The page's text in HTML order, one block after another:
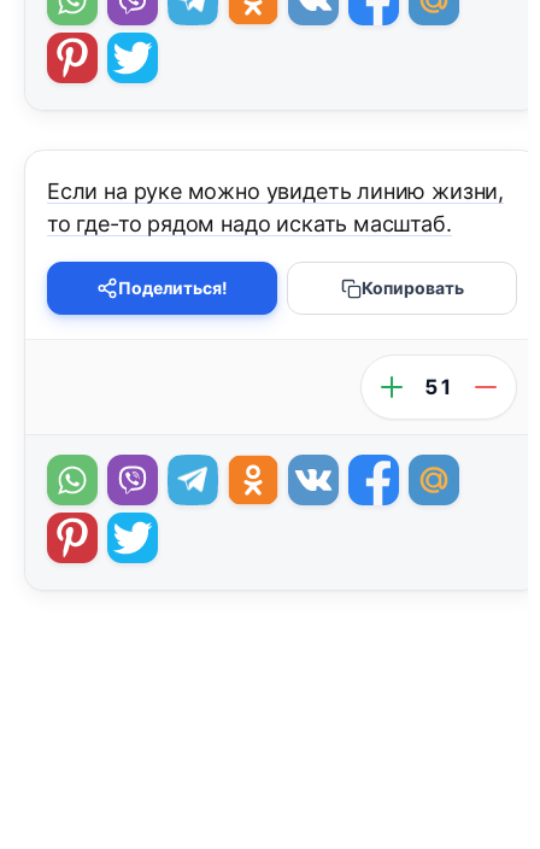
Если на руке можно увидеть линию жизни,
то где-то рядом надо искать масштаб.
Поделиться! Копировать
51